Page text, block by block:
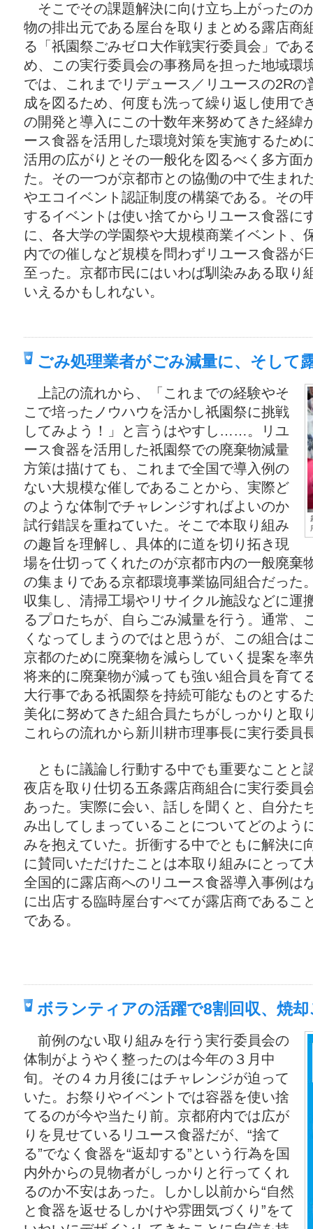
そこでその課題解決に向け立ち上がったの
物の排出元である屋台を取りまとめる露店商
る「祇園祭ごみゼロ大作戦実行委員会」であ
め、この実行委員会の事務局を担った地域環
では、これまでリデュース／リユースの2R
成を図るため、何度も洗って繰り返し使用で
の開発と導入にこの十数年来努めてきた経緯
ース食器を活用した環境対策を実施するため
活用の広がりとその一般化を図るべく多方面
た。その一つが京都市との協働の中で生まれ
やエコイベント認証制度の構築である。その
するイベントは使い捨てからリユース食器に
に、各大学の学園祭や大規模商業イベント、
内での催しなど規模を問わずリユース食器が
至った。京都市民にはいわば馴染みある取り
いえるかもしれない。
ごみ処理業者がごみ減量に、そして
上記の流れから、「これまでの経験やそ
こで培ったノウハウを活かし祇園祭に挑戦
してみよう！」と言うはやすし……。リユ
ース食器を活用した祇園祭での廃棄物減量
方策は描けても、これまで全国で導入例の
ない大規模な催しであることから、実際ど
のような体制でチャレンジすればよいのか
試行錯誤を重ねていた。そこで本取り組み
の趣旨を理解し、具体的に道を切り拓き現
場を仕切ってくれたのが京都市内の一般廃棄
の集まりである京都環境事業協同組合だった
収集し、清掃工場やリサイクル施設などに運
るプロたちが、自らごみ減量を行う。通常、
くなってしまうのではと思うが、この組合は
京都のために廃棄物を減らしていく提案を率
将来的に廃棄物が減っても強い組合員を育て
大行事である祇園祭を持続可能なものとする
美化に努めてきた組合員たちがしっかりと取
これらの流れから新川耕市理事長に実行委員
ともに議論し行動する中でも重要なことと
夜店を取り仕切る五条露店商組合に実行委員
あった。実際に会い、話しを聞くと、自分た
み出してしまっていることについてどのよう
みを抱えていた。折衝する中でともに解決に
に賛同いただけたことは本取り組みにとって
全国的に露店商へのリユース食器導入事例は
に出店する臨時屋台すべてが露店商であるこ
である。
ボランティアの活躍で8割回収、焼
前例のない取り組みを行う実行委員会の
体制がようやく整ったのは今年の３月中
旬。その４カ月後にはチャレンジが迫って
いた。お祭りやイベントでは容器を使い捨
てるのが今や当たり前。京都府内では広が
りを見せているリユース食器だが、“捨て
る”でなく食器を“返却する”という行為を国
内外からの見物者がしっかりと行ってくれ
るのか不安はあった。しかし以前から“自然
と食器を返せるしかけや雰囲気づくり”をて